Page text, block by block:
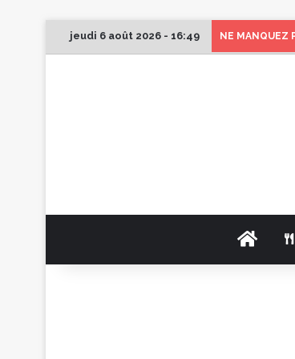
jeudi 6 août 2026 - 16:49 NE MANQUEZ